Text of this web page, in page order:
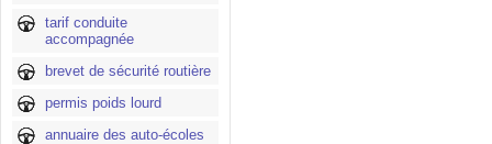
tarif conduite
accompagnée
brevet de sécurité routière
permis poids lourd
annuaire des auto-écoles